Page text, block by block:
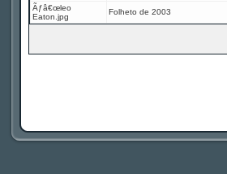
Ãƒâ€œleo
Eaton.jpg
Folheto de 2003